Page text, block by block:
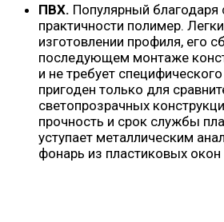
ПВХ. Популярный благодаря
практичности полимер.
изготовлении профиля, его
последующем монтаже
и не требует
пригоден только для
светопрозрачных
прочность и срок службы
уступает металлическим
фонарь из пластиковых окон